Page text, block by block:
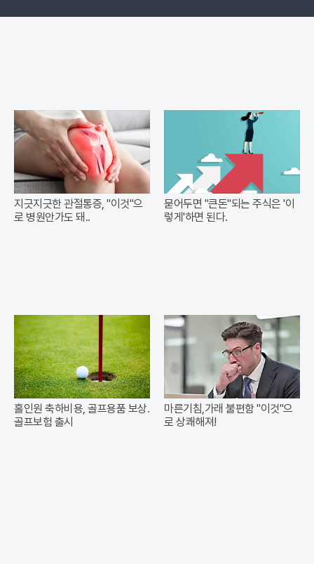
지긋지긋한 관절통증, "이것"으
로 병원안가도 돼..
묻어두면 "큰돈"되는 주식은 '이
렇게'하면 된다.
홀인원 축하비용, 골프용품 보상.
골프보험 출시
마른기침,가래 불편함 "이것"으
로 상쾌해져!